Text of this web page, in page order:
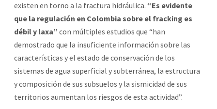
existen en torno a la fractura hidráulica. “Es evidente
que la regulación en Colombia sobre el fracking es
débil y laxa” con múltiples estudios que “han
demostrado que la insuficiente información sobre las
características y el estado de conservación de los
sistemas de agua superficial y subterránea, la estructura
y composición de sus subsuelos y la sismicidad de sus
territorios aumentan los riesgos de esta actividad”.